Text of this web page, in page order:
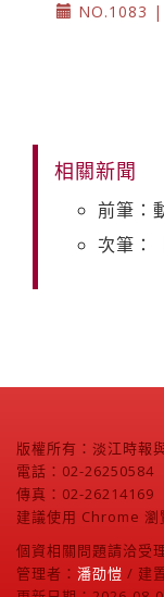
NO.1083 |
相關新聞
前筆：
次筆：
版權所有：淡江時報
電話：02-26250584
傳真：02-26214169
建議使用 Chrome 瀏
個資相關問題請洽受
管理者： 潘劭愷 / 建